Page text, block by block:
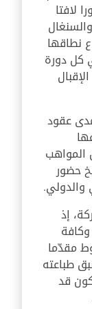
لافتا
نطاقها
كل دورة
الإقبال
عقود
المواهب
حضور
والدولي.
إذ
مقدّما
طباعته
قد